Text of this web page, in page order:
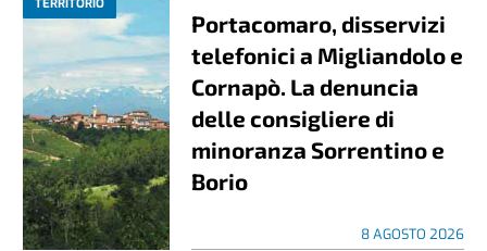
TERRITORIO
Portacomaro, disservizi
telefonici a Migliandolo e
Cornapò. La denuncia
delle consigliere di
minoranza Sorrentino e
Borio
8 AGOSTO 2026